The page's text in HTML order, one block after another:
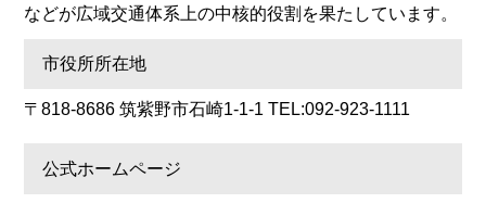
などが広域交通体系上の中核的役割を果たしています。
市役所所在地
〒818-8686 筑紫野市石崎1-1-1 TEL:092-923-1111
公式ホームページ